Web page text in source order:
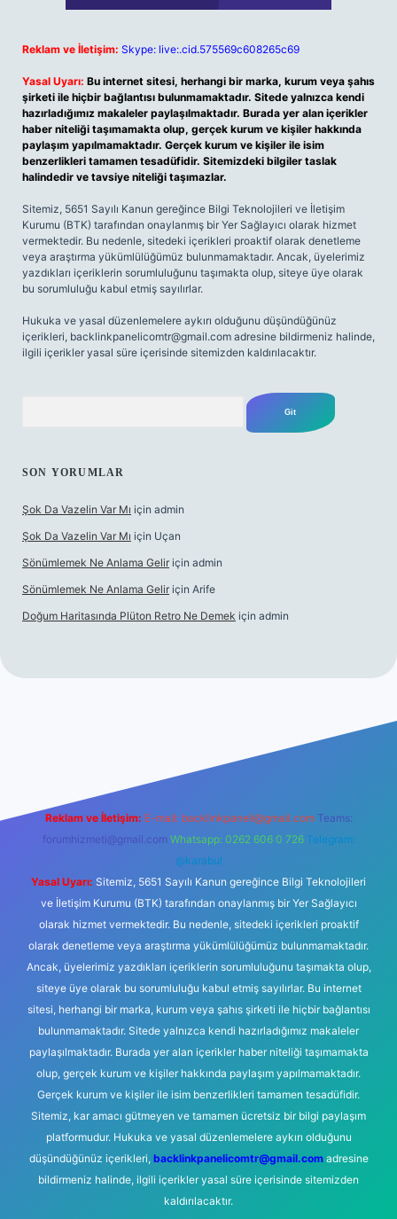
Reklam ve İletişim: Skype: live:.cid.575569c608265c69
Yasal Uyarı: Bu internet sitesi, herhangi bir marka, kurum veya şahıs
şirketi ile hiçbir bağlantısı bulunmamaktadır. Sitede yalnızca kendi
hazırladığımız makaleler paylaşılmaktadır. Burada yer alan içerikler
haber niteliği taşımamakta olup, gerçek kurum ve kişiler hakkında
paylaşım yapılmamaktadır. Gerçek kurum ve kişiler ile isim
benzerlikleri tamamen tesadüfidir. Sitemizdeki bilgiler taslak
halindedir ve tavsiye niteliği taşımazlar.
Sitemiz, 5651 Sayılı Kanun gereğince Bilgi Teknolojileri ve İletişim
Kurumu (BTK) tarafından onaylanmış bir Yer Sağlayıcı olarak hizmet
vermektedir. Bu nedenle, sitedeki içerikleri proaktif olarak denetleme
veya araştırma yükümlülüğümüz bulunmamaktadır. Ancak, üyelerimiz
yazdıkları içeriklerin sorumluluğunu taşımakta olup, siteye üye olarak
bu sorumluluğu kabul etmiş sayılırlar.
Hukuka ve yasal düzenlemelere aykırı olduğunu düşündüğünüz
içerikleri, backlinkpanelicomtr@gmail.com adresine bildirmeniz halinde,
ilgili içerikler yasal süre içerisinde sitemizden kaldırılacaktır.
SON YORUMLAR
Şok Da Vazelin Var Mı için admin
Şok Da Vazelin Var Mı için Uçan
Sönümlemek Ne Anlama Gelir için admin
Sönümlemek Ne Anlama Gelir için Arife
Doğum Haritasında Plüton Retro Ne Demek için admin
Reklam ve İletişim: E-mail: backlinkpaneli@gmail.com Teams:
forumhizmeti@gmail.com Whatsapp: 0262 606 0 726 Telegram:
@karabul
Yasal Uyarı: Sitemiz, 5651 Sayılı Kanun gereğince Bilgi Teknolojileri
ve İletişim Kurumu (BTK) tarafından onaylanmış bir Yer Sağlayıcı
olarak hizmet vermektedir. Bu nedenle, sitedeki içerikleri proaktif
olarak denetleme veya araştırma yükümlülüğümüz bulunmamaktadır.
Ancak, üyelerimiz yazdıkları içeriklerin sorumluluğunu taşımakta olup,
siteye üye olarak bu sorumluluğu kabul etmiş sayılırlar. Bu internet
sitesi, herhangi bir marka, kurum veya şahıs şirketi ile hiçbir bağlantısı
bulunmamaktadır. Sitede yalnızca kendi hazırladığımız makaleler
paylaşılmaktadır. Burada yer alan içerikler haber niteliği taşımamakta
olup, gerçek kurum ve kişiler hakkında paylaşım yapılmamaktadır.
Gerçek kurum ve kişiler ile isim benzerlikleri tamamen tesadüfidir.
Sitemiz, kar amacı gütmeyen ve tamamen ücretsiz bir bilgi paylaşım
platformudur. Hukuka ve yasal düzenlemelere aykırı olduğunu
düşündüğünüz içerikleri, backlinkpanelicomtr@gmail.comadresine
bildirmeniz halinde, ilgili içerikler yasal süre içerisinde sitemizden
kaldırılacaktır.